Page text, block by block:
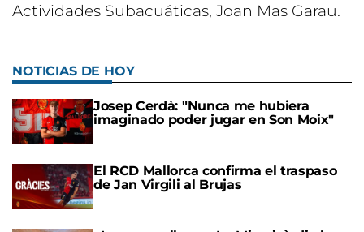
Actividades Subacuáticas, Joan Mas Garau.
NOTICIAS DE HOY
Josep Cerdà: "Nunca me hubiera
imaginado poder jugar en Son Moix"
El RCD Mallorca confirma el traspaso
de Jan Virgili al Brujas